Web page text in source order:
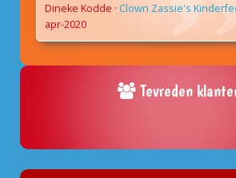
Dineke Kodde · Clown Zassie's
apr-2020
Tevreden